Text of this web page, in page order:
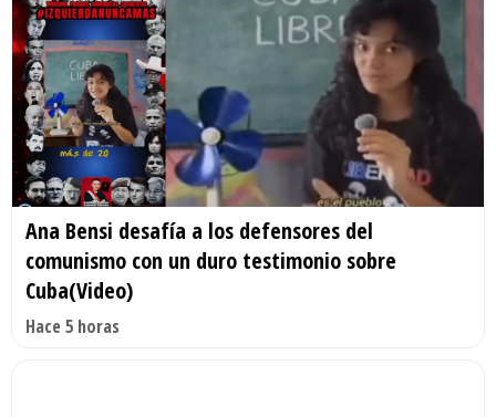
Ana Bensi desafía a los defensores del
comunismo con un duro testimonio sobre
Cuba(Video)
Hace 5 horas